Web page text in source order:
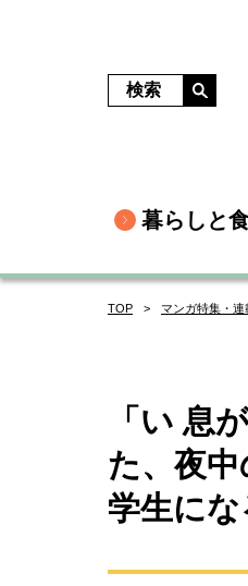
暮らしと
TOP マンガ特集・連
「い 息
た、夜
学生にな